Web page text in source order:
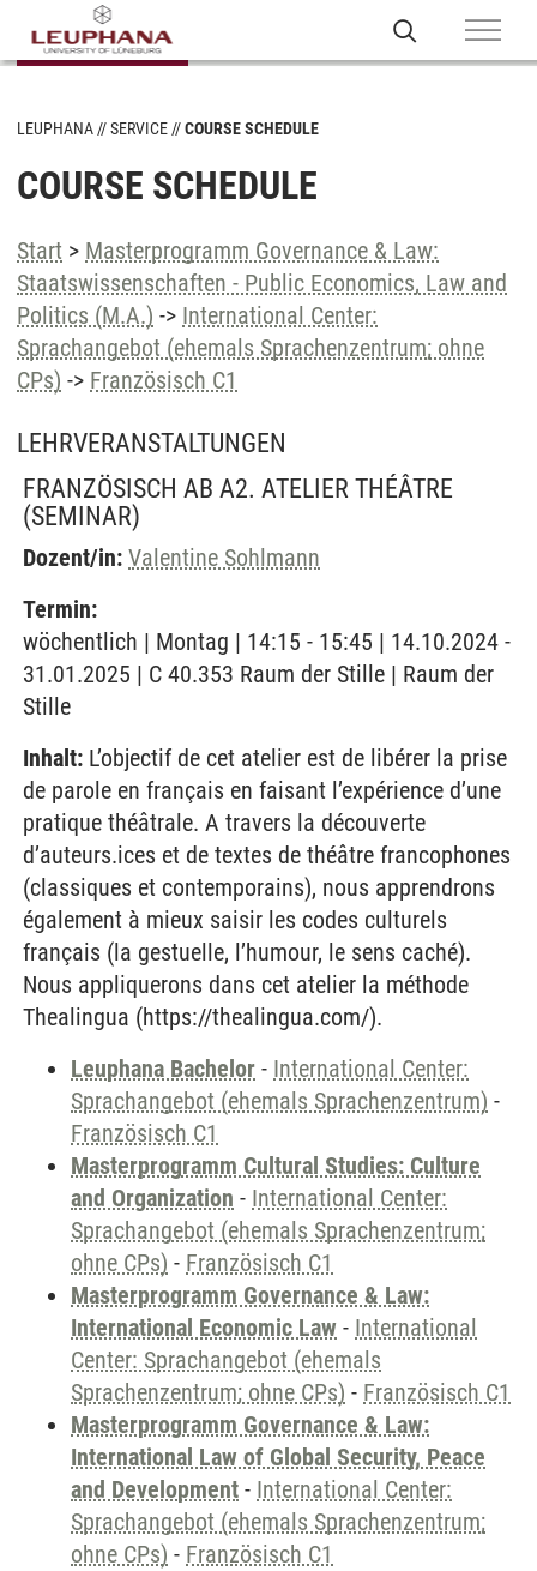
LEUPHANA SERVICE COURSE SCHEDULE
COURSE SCHEDULE
Start > Masterprogramm Governance & Law:
Staatswissenschaften - Public Economics, Law and
Politics (M.A.) -> International Center:
Sprachangebot (ehemals Sprachenzentrum; ohne
CPs) -> Französisch C1
LEHRVERANSTALTUNGEN
FRANZÖSISCH AB A2. ATELIER THÉÂTRE
(SEMINAR)
Dozent/in: Valentine Sohlmann
Termin:
wöchentlich | Montag | 14:15 - 15:45 | 14.10.2024 -
31.01.2025 | C 40.353 Raum der Stille | Raum der
Stille
Inhalt: L’objectif de cet atelier est de libérer la prise
de parole en français en faisant l’expérience d’une
pratique théâtrale. A travers la découverte
d’auteurs.ices et de textes de théâtre francophones
(classiques et contemporains), nous apprendrons
également à mieux saisir les codes culturels
français (la gestuelle, l’humour, le sens caché).
Nous appliquerons dans cet atelier la méthode
Thealingua (https://thealingua.com/).
Leuphana Bachelor - International Center:
Sprachangebot (ehemals Sprachenzentrum) -
Französisch C1
Masterprogramm Cultural Studies: Culture
and Organization - International Center:
Sprachangebot (ehemals Sprachenzentrum;
ohne CPs) - Französisch C1
Masterprogramm Governance & Law:
International Economic Law - International
Center: Sprachangebot (ehemals
Sprachenzentrum; ohne CPs) - Französisch C1
Masterprogramm Governance & Law:
International Law of Global Security, Peace
and Development - International Center:
Sprachangebot (ehemals Sprachenzentrum;
ohne CPs) - Französisch C1